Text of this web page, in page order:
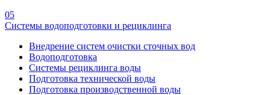
05
Системы водоподготовки и рециклинга
Внедрение систем очистки сточных вод
Водоподготовка
Системы рециклинга воды
Подготовка технической воды
Подготовка производственной воды